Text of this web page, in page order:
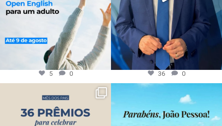
5 0 36 0